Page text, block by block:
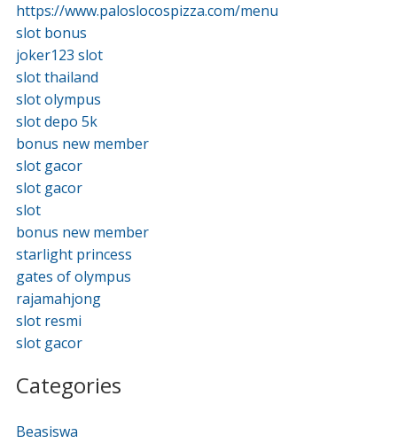
https://www.paloslocospizza.com/menu
slot bonus
joker123 slot
slot thailand
slot olympus
slot depo 5k
bonus new member
slot gacor
slot gacor
slot
bonus new member
starlight princess
gates of olympus
rajamahjong
slot resmi
slot gacor
Categories
Beasiswa